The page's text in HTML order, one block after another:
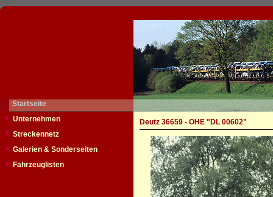
Startseite
Unternehmen
Streckennetz
Galerien & Sonderseiten
Fahrzeuglisten
Deutz 36659 - OHE "DL 00602"